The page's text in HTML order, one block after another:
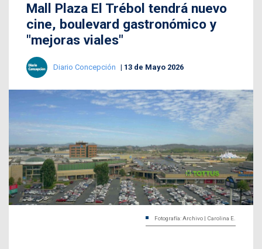
Mall Plaza El Trébol tendrá nuevo
cine, boulevard gastronómico y
"mejoras viales"
Diario Concepción 13 de Mayo 2026
Fotografía: Archivo | Carolina E.